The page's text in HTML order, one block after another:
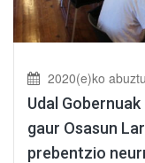
2020(e)ko
Udal
gaur Osasun
prebentzio